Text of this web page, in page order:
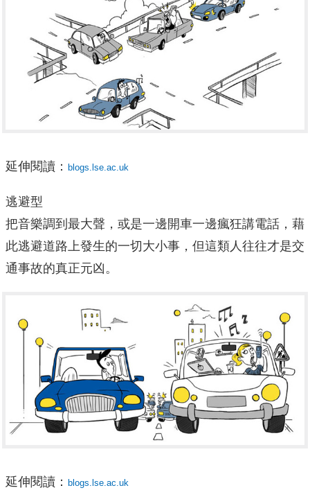
延伸閱讀： blogs.lse.ac.uk
逃避型
把音樂調到最大聲，或是一邊開車一邊瘋狂講電話，藉
此逃避道路上發生的一切大小事，但這類人往往才是交
通事故的真正元凶。
延伸閱讀： blogs.lse.ac.uk